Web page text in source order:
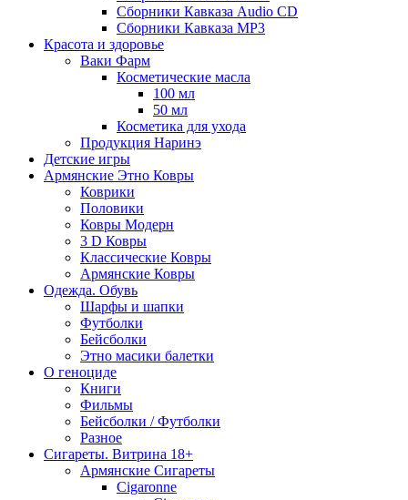
Сборники Кавказа Audio CD
Сборники Кавказа MP3
Красота и здоровье
Ваки Фарм
Косметические масла
100 мл
50 мл
Косметика для ухода
Продукция Наринэ
Детские игры
Армянские Этно Ковры
Коврики
Половики
Ковры Модерн
3 D Ковры
Классические Ковры
Армянские Ковры
Одежда. Обувь
Шарфы и шапки
Футболки
Бейсболки
Этно масики балетки
О геноциде
Книги
Фильмы
Бейсболки / Футболки
Разное
Сигареты. Витрина 18+
Армянские Сигареты
Cigaronne